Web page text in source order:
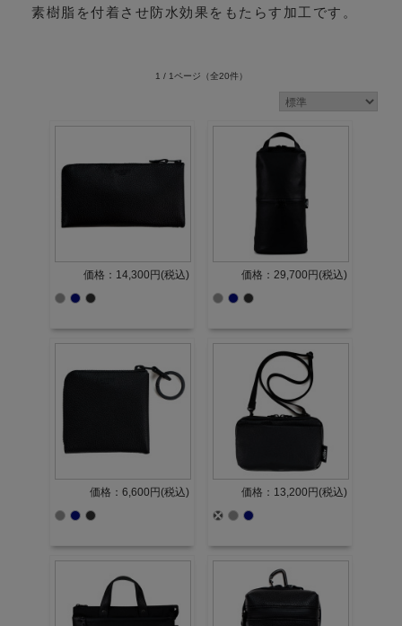
素樹脂を付着させ防水効果をもたらす加工です。
1 / 1ページ （全20件）
価格：14,300円(税込) 価格：29,700円(税込)
価格：6,600円(税込) 価格：13,200円(税込)